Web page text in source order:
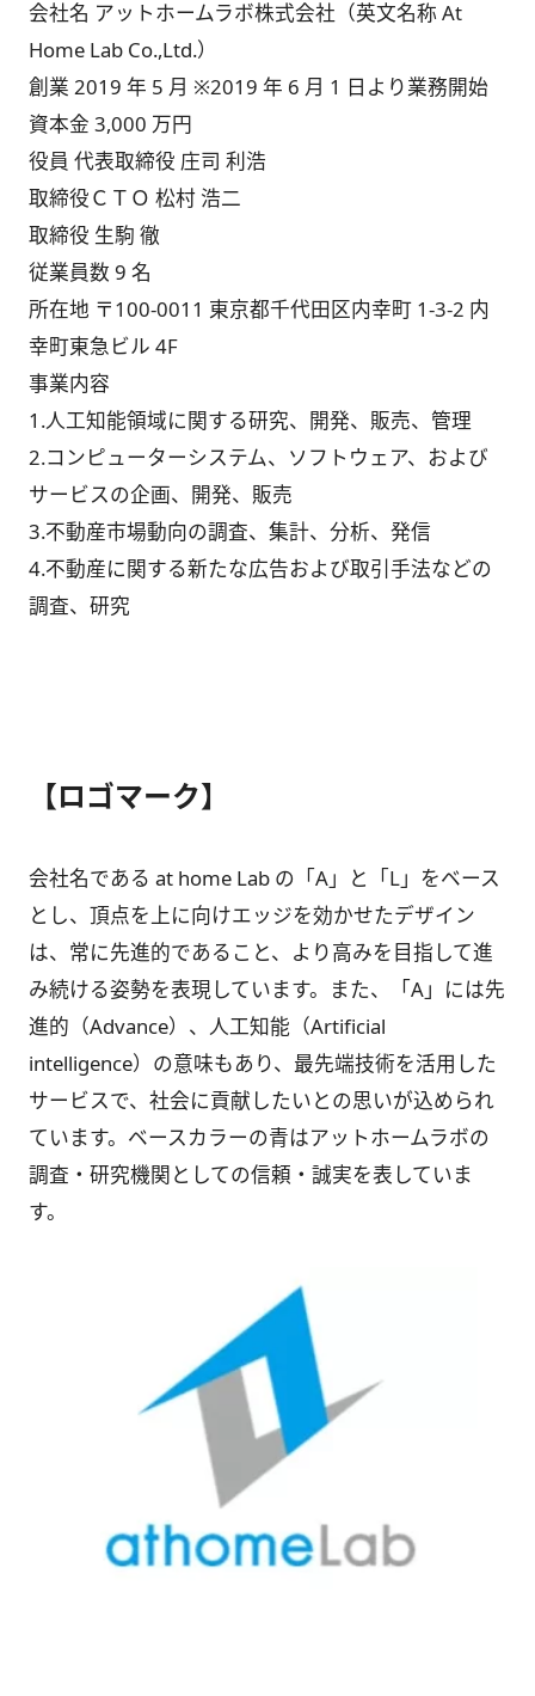
会社名 アットホームラボ株式会社（英文名称 At
Home Lab Co.,Ltd.）
創業 2019 年 5 月 ※2019 年 6 月 1 日より業務開始
資本金 3,000 万円
役員 代表取締役 庄司 利浩
取締役ＣＴＯ 松村 浩二
取締役 生駒 徹
従業員数 9 名
所在地 〒100-0011 東京都千代田区内幸町 1-3-2 内
幸町東急ビル 4F
事業内容
1.人工知能領域に関する研究、開発、販売、管理
2.コンピューターシステム、ソフトウェア、および
サービスの企画、開発、販売
3.不動産市場動向の調査、集計、分析、発信
4.不動産に関する新たな広告および取引手法などの
調査、研究
【ロゴマーク】
会社名である at home Lab の「A」と「L」をベース
とし、頂点を上に向けエッジを効かせたデザイン
は、常に先進的であること、より高みを目指して進
み続ける姿勢を表現しています。また、「A」には先
進的（Advance）、人工知能（Artificial
intelligence）の意味もあり、最先端技術を活用した
サービスで、社会に貢献したいとの思いが込められ
ています。ベースカラーの青はアットホームラボの
調査・研究機関としての信頼・誠実を表していま
す。